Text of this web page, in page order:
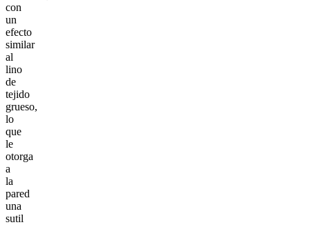
con
un
efecto
similar
al
lino
de
tejido
grueso,
lo
que
le
otorga
a
la
pared
una
sutil